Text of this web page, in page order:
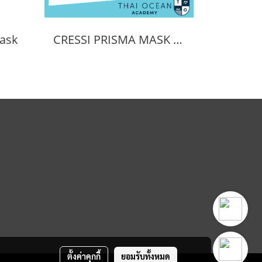
CRESSI PRISMA MASK POSITIVE + NEGATIVE CORRECTION MASK
ตั้งค่าคุกกี้ ยอมรับทั้งหมด